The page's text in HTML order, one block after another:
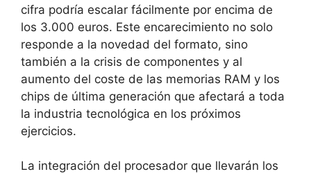
cifra podría escalar fácilmente por encima de
los 3.000 euros. Este encarecimiento no solo
responde a la novedad del formato, sino
también a la crisis de componentes y al
aumento del coste de las memorias RAM y los
chips de última generación que afectará a toda
la industria tecnológica en los próximos
ejercicios.
La integración del procesador que llevarán los